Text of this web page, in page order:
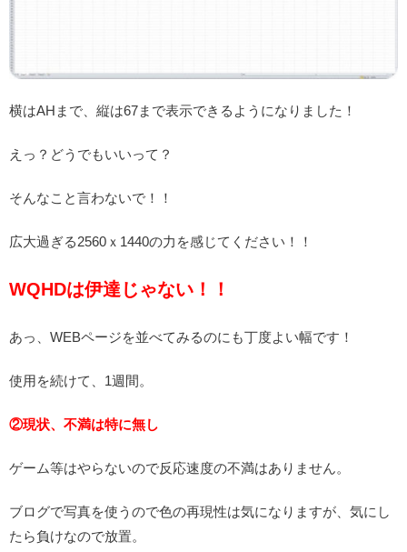
横はAHまで、縦は67まで表示できるようになりました！
えっ？どうでもいいって？
そんなこと言わないで！！
広大過ぎる2560ｘ1440の力を感じてください！！
WQHDは伊達じゃない！！
あっ、WEBページを並べてみるのにも丁度よい幅です！
使用を続けて、1週間。
②現状、不満は特に無し
ゲーム等はやらないので反応速度の不満はありません。
ブログで写真を使うので色の再現性は気になりますが、気にし
たら負けなので放置。